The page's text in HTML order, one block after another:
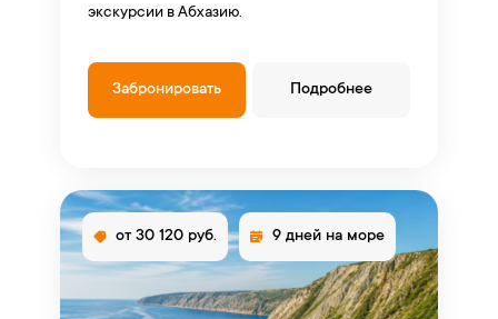
экскурсии в Абхазию.
Забронировать Подробнее
от 30 120 руб. 9 дней на море